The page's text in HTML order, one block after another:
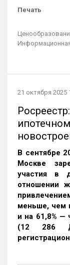
Печать
21 октября 2025
В сентябре
Москве
участия в
отношении
меньше, чем
и на 61,8% —
(12 286